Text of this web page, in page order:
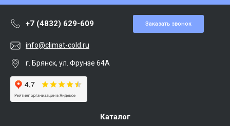
+7 (4832) 629-609 Заказать звонок
info@climat-cold.ru
г. Брянск, ул. Фрунзе 64А
Каталог